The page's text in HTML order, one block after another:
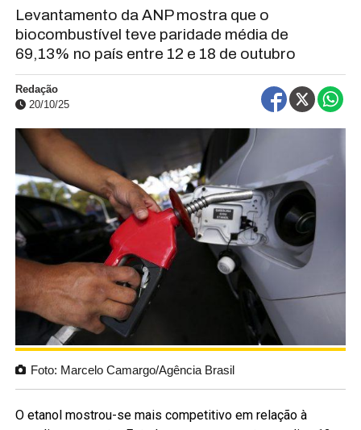
Levantamento da ANP mostra que o
biocombustível teve paridade média de
69,13% no país entre 12 e 18 de outubro
Redação
20/10/25
Foto: Marcelo Camargo/Agência Brasil
O etanol mostrou-se mais competitivo em relação à